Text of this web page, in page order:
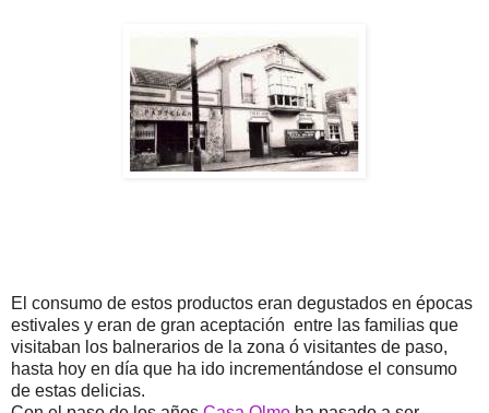
El consumo de estos productos eran degustados en épocas
estivales y eran de gran aceptación entre las familias que
visitaban los balnerarios de la zona ó visitantes de paso,
hasta hoy en día que ha ido incrementándose el consumo
de estas delicias.